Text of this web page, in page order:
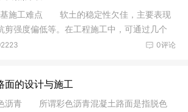
难点 软土的稳定性欠佳，主要表现
剪强度偏低等。在工程施工中，可通过几个
0评论
面的设计与施工
青 所谓彩色沥青混凝土路面是指脱色